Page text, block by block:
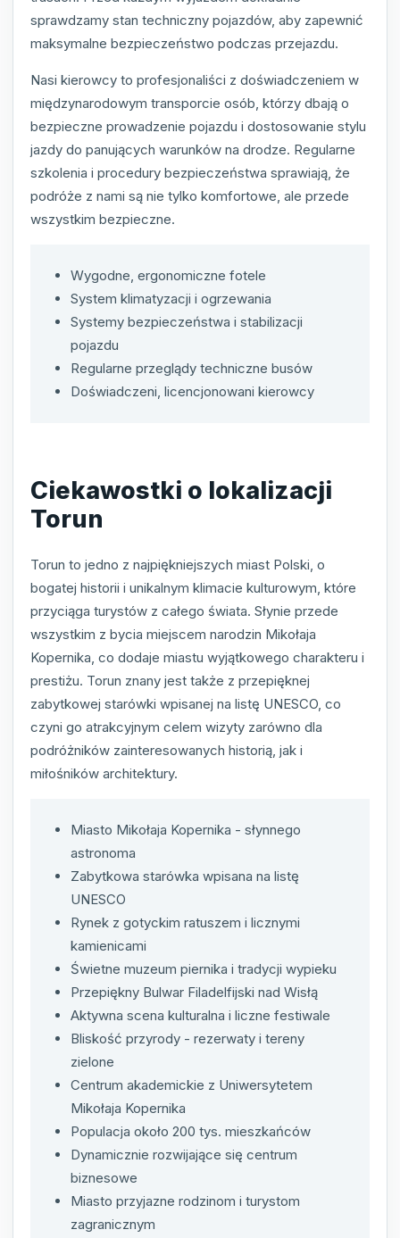
sprawdzamy stan techniczny pojazdów, aby zapewnić
maksymalne bezpieczeństwo podczas przejazdu.
Nasi kierowcy to profesjonaliści z doświadczeniem w
międzynarodowym transporcie osób, którzy dbają o
bezpieczne prowadzenie pojazdu i dostosowanie stylu
jazdy do panujących warunków na drodze. Regularne
szkolenia i procedury bezpieczeństwa sprawiają, że
podróże z nami są nie tylko komfortowe, ale przede
wszystkim bezpieczne.
Wygodne, ergonomiczne fotele
System klimatyzacji i ogrzewania
Systemy bezpieczeństwa i stabilizacji
pojazdu
Regularne przeglądy techniczne busów
Doświadczeni, licencjonowani kierowcy
Ciekawostki o lokalizacji
Torun
Torun to jedno z najpiękniejszych miast Polski, o
bogatej historii i unikalnym klimacie kulturowym, które
przyciąga turystów z całego świata. Słynie przede
wszystkim z bycia miejscem narodzin Mikołaja
Kopernika, co dodaje miastu wyjątkowego charakteru i
prestiżu. Torun znany jest także z przepięknej
zabytkowej starówki wpisanej na listę UNESCO, co
czyni go atrakcyjnym celem wizyty zarówno dla
podróżników zainteresowanych historią, jak i
miłośników architektury.
Miasto Mikołaja Kopernika - słynnego
astronoma
Zabytkowa starówka wpisana na listę
UNESCO
Rynek z gotyckim ratuszem i licznymi
kamienicami
Świetne muzeum piernika i tradycji wypieku
Przepiękny Bulwar Filadelfijski nad Wisłą
Aktywna scena kulturalna i liczne festiwale
Bliskość przyrody - rezerwaty i tereny
zielone
Centrum akademickie z Uniwersytetem
Mikołaja Kopernika
Populacja około 200 tys. mieszkańców
Dynamicznie rozwijające się centrum
biznesowe
Miasto przyjazne rodzinom i turystom
zagranicznym